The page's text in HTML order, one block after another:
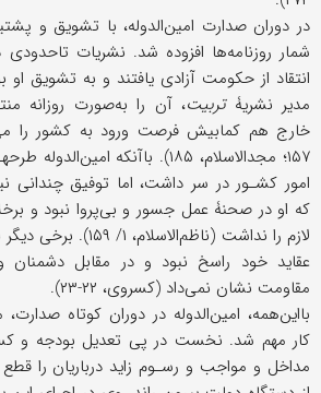
در دوران صدارت امین‌الدوله، با تشویق و
شمار روزنامه‌ها افزوده شد. نشریات تاحدودی
انتقاد از حکومت آزادی یافتند و به تشویق او
مدیر نشریۀتربیت، آن را به‌صورت روزانه
۱۵۷؛ مجدالاسلام، ۱۸۵). باآنکه
امور کشـور در سر داشت، اما توفیق چندانی
که او در صحنۀ عمل جسور و بی‌پروا نبود و
لازم را نداشت
عقاید خود راسخ نبود و در مقابل دشمنان
مقاومت نشان نمی‌داد (کسروی، ۲۲-۲۳).
بااین‌همه، امین‌الدوله در دوران کوتاه
کار مهم شد. نخست در پی تعدیل بودجه و
مداخل و مواجب و رسـوم زاید درباریان را